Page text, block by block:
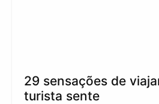
29 sensações de
turista sente